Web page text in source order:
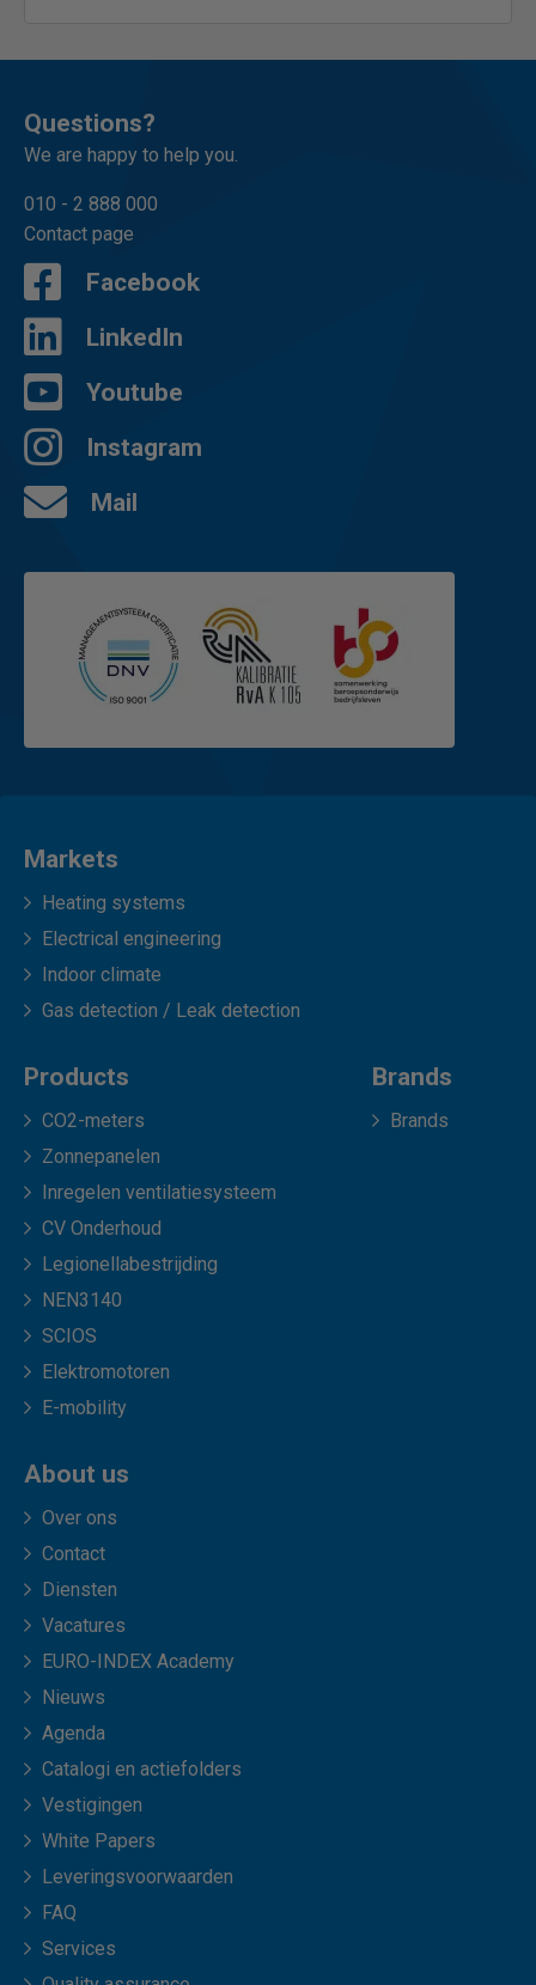
Questions?
We are happy to help you.
010 - 2 888 000
Contact page
Facebook
LinkedIn
Youtube
Instagram
Mail
Markets
Heating systems
Electrical engineering
Indoor climate
Gas detection / Leak detection
Products
CO2-meters
Zonnepanelen
Inregelen ventilatiesysteem
CV Onderhoud
Legionellabestrijding
NEN3140
SCIOS
Elektromotoren
E-mobility
Brands
Brands
About us
Over ons
Contact
Diensten
Vacatures
EURO-INDEX Academy
Nieuws
Agenda
Catalogi en actiefolders
Vestigingen
White Papers
Leveringsvoorwaarden
FAQ
Services